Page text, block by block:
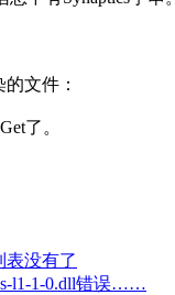
文件：
了。
表没有了
l1-1-0.dll错误……